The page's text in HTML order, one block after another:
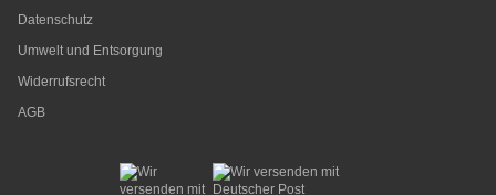
Datenschutz
Umwelt und Entsorgung
Widerrufsrecht
AGB